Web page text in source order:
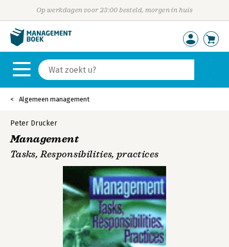
Op werkdagen voor 23:00 besteld, morgen in huis
Algemeen management
Peter Drucker
Management
Tasks, Responsibilities, practices